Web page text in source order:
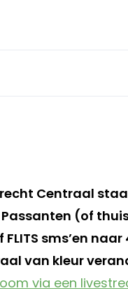
Centraal
(of
FLITS sms’en
van kleur
via een